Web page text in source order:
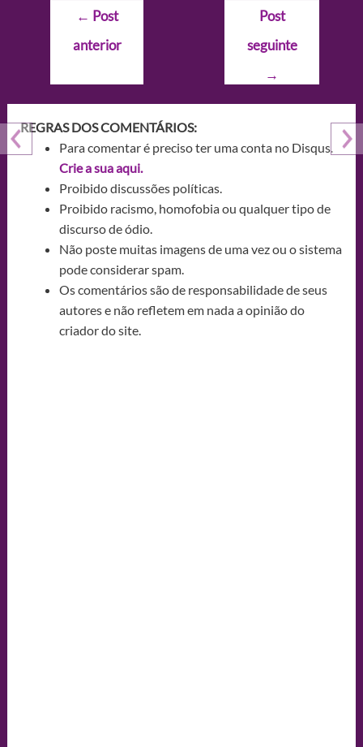
Navegação
Post
← Post
anterior
Post
seguinte
→
REGRAS DOS COMENTÁRIOS:
Para comentar é preciso ter uma conta no Disqus.
Crie a sua aqui.
Proibido discussões políticas.
Proibido racismo, homofobia ou qualquer tipo de
discurso de ódio.
Não poste muitas imagens de uma vez ou o sistema
pode considerar spam.
Os comentários são de responsabilidade de seus
autores e não refletem em nada a opinião do
criador do site.